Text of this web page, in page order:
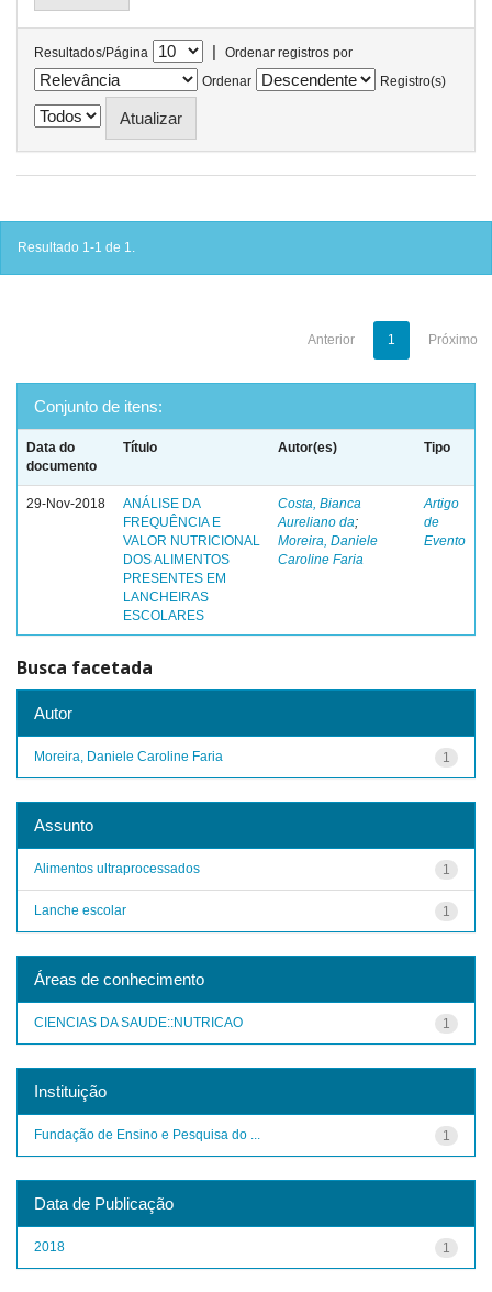
Resultados/Página |
Ordenar registros por
Ordenar
Registro(s)
Resultado 1-1 de 1.
Anterior 1 Próximo
Conjunto de itens:
Data do
documento
Título Autor(es) Tipo
29-Nov-2018
ANÁLISE DA
FREQUÊNCIA E
VALOR NUTRICIONAL
DOS ALIMENTOS
PRESENTES EM
LANCHEIRAS
ESCOLARES
Costa, Bianca
Aureliano da;
Moreira, Daniele
Caroline Faria
Artigo
de
Evento
Busca facetada
Autor
1
Moreira, Daniele Caroline Faria
Assunto
1
Alimentos ultraprocessados
1
Lanche escolar
Áreas de conhecimento
1
CIENCIAS DA SAUDE::NUTRICAO
Instituição
1
Fundação de Ensino e Pesquisa do ...
Data de Publicação
1
2018